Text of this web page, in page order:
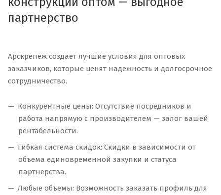
партнерство
Арскрепеж создает лучшие условия для оптовых
заказчиков, которые ценят надежность и долгосрочное
сотрудничество.
Конкурентные цены: Отсутствие посредников и
работа напрямую с производителем — залог вашей
рентабельности.
Гибкая система скидок: Скидки в зависимости от
объема единовременной закупки и статуса
партнерства.
Любые объемы: Возможность заказать профиль для